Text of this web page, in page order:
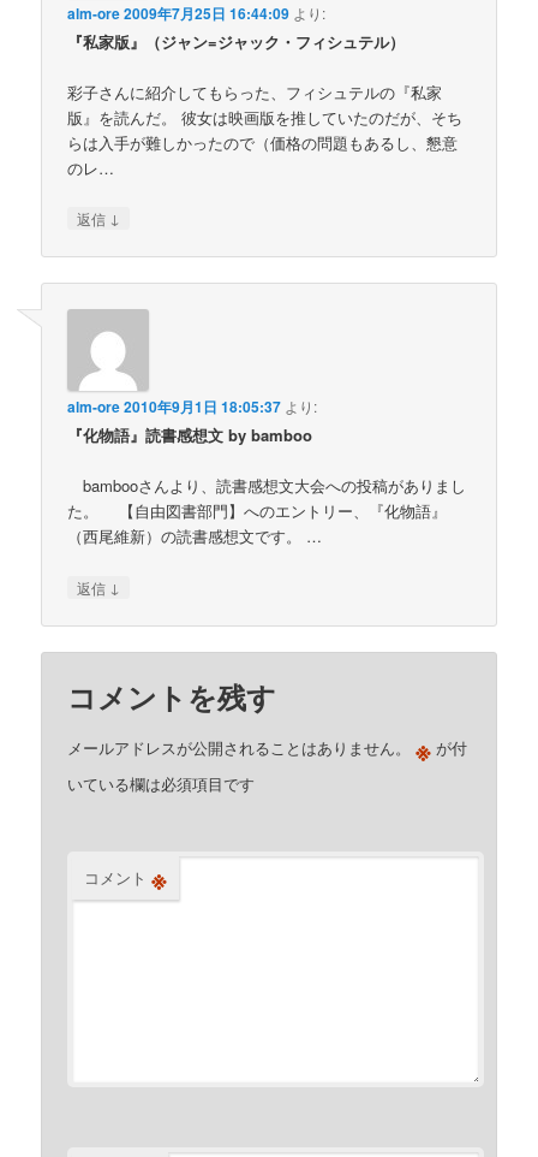
alm-ore2009年7月25日 16:44:09 より:
『私家版』（ジャン=ジャック・フィシュテル）
彩子さんに紹介してもらった、フィシュテルの『私家
版』を読んだ。 彼女は映画版を推していたのだが、そち
らは入手が難しかったので（価格の問題もあるし、懇意
のレ…
返信 ↓
alm-ore2010年9月1日 18:05:37 より:
『化物語』読書感想文 by bamboo
bambooさんより、読書感想文大会への投稿がありまし
た。 【自由図書部門】へのエントリー、『化物語』
（西尾維新）の読書感想文です。 …
返信 ↓
コメントを残す
メールアドレスが公開されることはありません。 ※ が付
いている欄は必須項目です
コメント ※